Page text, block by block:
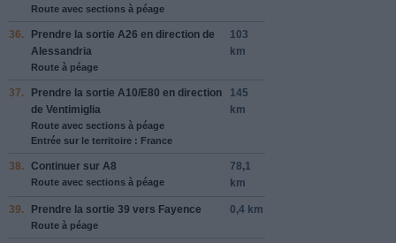
Route avec sections à péage
36. Prendre la sortie A26 en direction de
Alessandria
Route à péage
103
km
37. Prendre la sortie A10/E80 en direction
de Ventimiglia
Route avec sections à péage
Entrée sur le territoire : France
145
km
38. Continuer sur A8
Route avec sections à péage
78,1
km
39. Prendre la sortie 39 vers Fayence
Route à péage
0,4 km